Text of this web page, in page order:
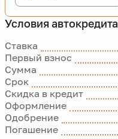
Условия автокредита
Ставка
Первый взнос
Сумма
Срок
Скидка в кредит
Оформление
Одобрение
Погашение